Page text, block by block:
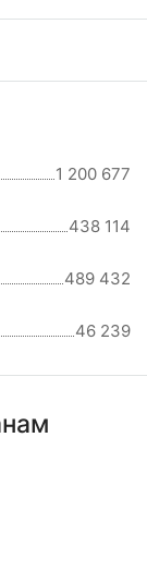
1 200 677
438 114
489 432
46 239